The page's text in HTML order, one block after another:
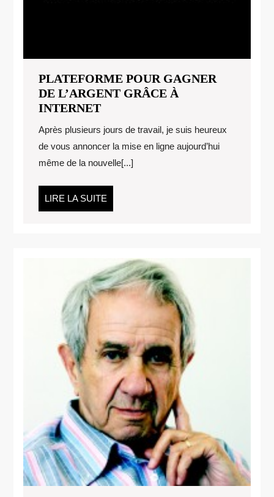
PLATEFORME POUR GAGNER
DE L’ARGENT GRÂCE À
INTERNETPLATEFORME
GAGNER
DE
L’ARGENT
À
INTERNET
Après plusieurs jours de travail, je suis heureux
de vous annoncer la mise en ligne aujourd’hui
même de la nouvelle[...]
LIRE LA SUITE
LA